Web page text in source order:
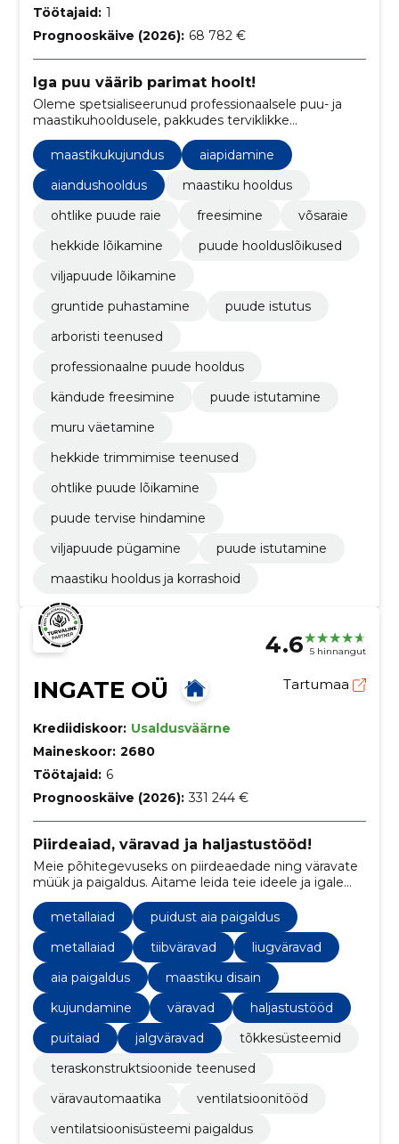
Töötajaid: 1
Prognooskäive (2026): 68 782 €
Iga puu väärib parimat hoolt!
Oleme spetsialiseerunud professionaalsele puu- ja
maastikuhooldusele, pakkudes terviklikke
arboristiteenuseid.
maastikukujundus
aiapidamine
aiandushooldus
maastiku hooldus
ohtlike puude raie
freesimine
võsaraie
hekkide lõikamine
puude hoolduslõikused
viljapuude lõikamine
gruntide puhastamine
puude istutus
arboristi teenused
professionaalne puude hooldus
kändude freesimine
puude istutamine
muru väetamine
hekkide trimmimise teenused
ohtlike puude lõikamine
puude tervise hindamine
viljapuude pügamine
puude istutamine
maastiku hooldus ja korrashoid
4.6 5 hinnangut
INGATE OÜ Tartumaa
Krediidiskoor: Usaldusväärne
Maineskoor: 2680
Töötajaid: 6
Prognooskäive (2026): 331 244 €
Piirdeaiad, väravad ja haljastustööd!
Meie põhitegevuseks on piirdeaedade ning väravate
müük ja paigaldus. Aitame leida teie ideele ja igale
metallaiad
puidust aia paigaldus
metallaiad
tiibväravad
liugväravad
aia paigaldus
maastiku disain
kujundamine
väravad
haljastustööd
puitaiad
jalgväravad
tõkkesüsteemid
teraskonstruktsioonide teenused
väravautomaatika
ventilatsioonitööd
ventilatsioonisüsteemi paigaldus